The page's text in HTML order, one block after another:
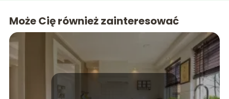
Może Cię również zainteresować